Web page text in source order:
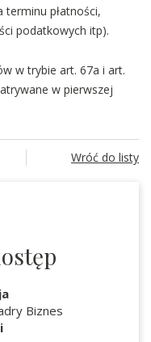
płatności,
podatkowych itp).
w trybie art. 67a i art.
w pierwszej
Wróć do listy
Biznes